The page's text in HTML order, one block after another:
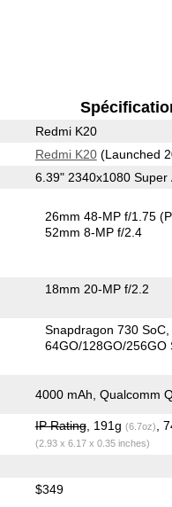
Redmi K20
Redmi K20(Launched
6.39" 2340x1080 Super
26mm 48-MP f/1.75
52mm 8-MP f/2.4
18mm 20-MP f/2.2
Snapdragon 730 SoC
64GO/128GO/256GO
4000 mAh, Qualcomm
IP Rating, 191g (6.7oz) ,
(2.93 x 6.17 x 0.35 inches)
$349